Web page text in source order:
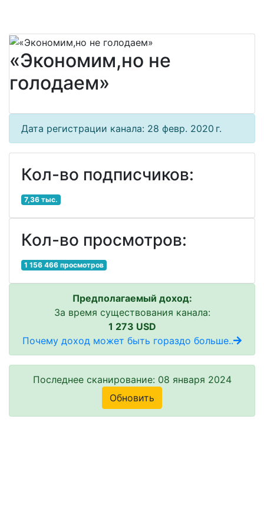
«Экономим,но не
голодаем»
Дата регистрации канала: 28 февр. 2020 г.
Кол-во подписчиков:
7,36 тыс.
Кол-во просмотров:
1 156 466 просмотров
Предполагаемый доход:
За время существования канала:
1 273 USD
Почему доход может быть гораздо больше..
Последнее сканирование: 08 января 2024
Обновить